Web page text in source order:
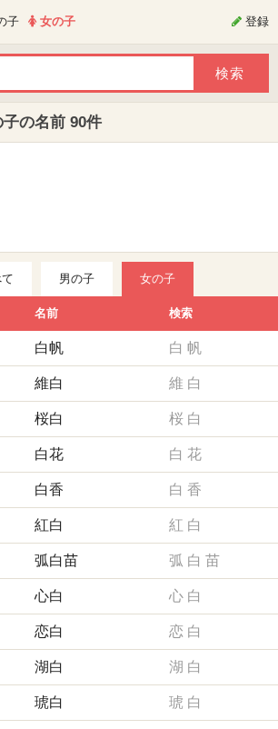
子 女の子 登録
子の名前 90件
男の子 女の子
名前 検索
白帆 白 帆
維白 維 白
桜白 桜 白
白花 白 花
白香 白 香
紅白 紅 白
弧白苗 弧 白 苗
心白 心 白
恋白 恋 白
湖白 湖 白
琥白 琥 白